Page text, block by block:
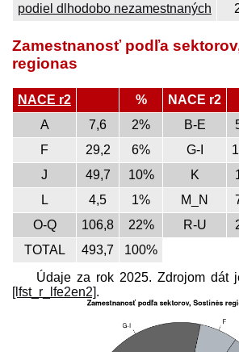
podiel dlhodobo nezamestnaných
Zamestnanosť podľa
regionas
NACE r2 % NACE r2
A
7,6 2% B-E
F
29,2 6% G-I
J
49,7 10% K
L
4,5 1% M_N
O-Q
106,8 22% R-U
TOTAL
493,7
100%
Údaje za rok 2025. Zdrojom dát
[lfst_r_lfe2en2].